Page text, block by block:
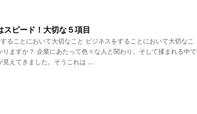
スピード！大切な５項目
ることにおいて大切なこと ビジネスをすることにおいて大切なこ
りますか？ 企業にあたって色々な人と関わり、そして揉まれる中で
見えてきました。そうこれは ...